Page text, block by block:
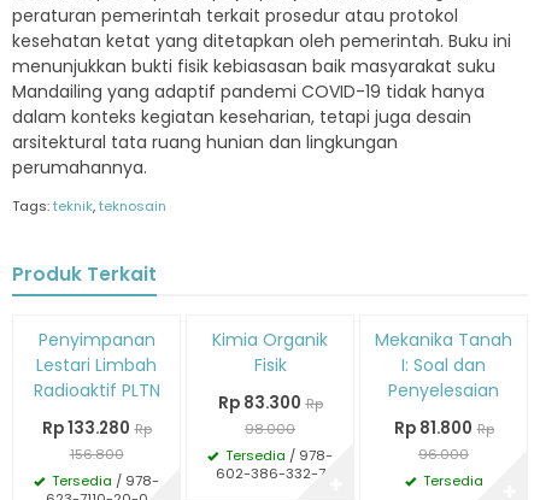
peraturan pemerintah terkait prosedur atau protokol
kesehatan ketat yang ditetapkan oleh pemerintah. Buku ini
menunjukkan bukti fisik kebiasasan baik masyarakat suku
Mandailing yang adaptif pandemi COVID-19 tidak hanya
dalam konteks kegiatan keseharian, tetapi juga desain
arsitektural tata ruang hunian dan lingkungan
perumahannya.
Tags:teknik,teknosain
Produk Terkait
Diskon
15%
Penyimpanan
Lestari Limbah
Radioaktif PLTN
Rp 133.280 Rp
156.800
Tersedia / 978-
Diskon
15%
Kimia Organik
Fisik
Rp 83.300 Rp
98.000
Tersedia / 978-
602-386-332-7
Diskon
15%
Mekanika Tanah
I: Soal dan
Penyelesaian
Rp 81.800 Rp
96.000
Tersedia